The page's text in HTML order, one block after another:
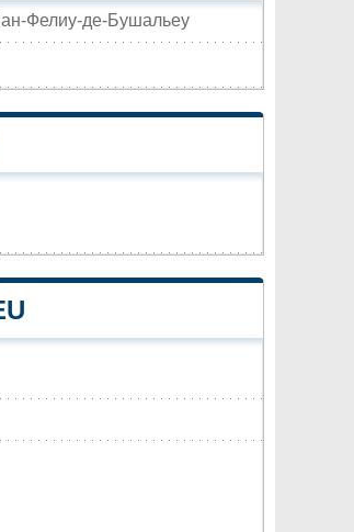
Фелиу-де-Бушальеу